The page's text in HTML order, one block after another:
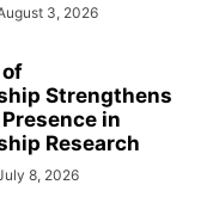
3, 2026
of
Strengthens
Presence in
Research
8, 2026